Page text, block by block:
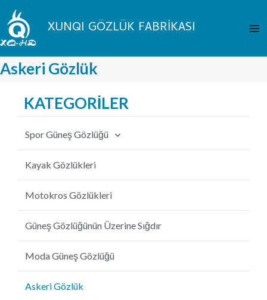
İçeriğe
atla XUNQI GÖZLÜK FABRİKASI
Askeri Gözlük
KATEGORİLER
Spor Güneş Gözlüğü
Bisiklet Güneş Gözlüğü
Balıkçılık Güneş Gözlüğü
Beyzbol Güneş Gözlüğü
Golf Güneş Gözlüğü
Kayak Gözlükleri
Motokros Gözlükleri
Güneş Gözlüğünün Üzerine Sığdır
Moda Güneş Gözlüğü
Askeri Gözlük